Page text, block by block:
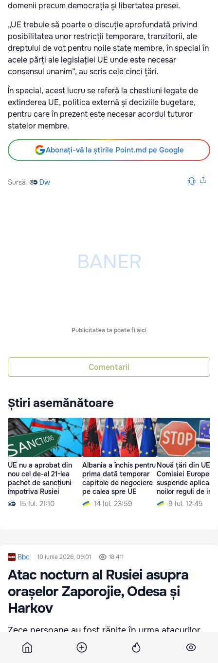
domenii precum democrația și libertatea presei.
„UE trebuie să poarte o discuție aprofundată privind
posibilitatea unor restricții temporare, tranzitorii, ale
dreptului de vot pentru noile state membre, în special în
acele părți ale legislației UE unde este necesar
consensul unanim”, au scris cele cinci țări.
În special, acest lucru se referă la chestiuni legate de
extinderea UE, politica externă și deciziile bugetare,
pentru care în prezent este necesar acordul tuturor
statelor membre.
Abonați-vă la știrile Point.md pe Google
Sursă Dw
Publicitatea ta poate fi aici
Comentarii
Știri asemănătoare
UE nu a aprobat din
nou cel de-al 21-lea
pachet de sancțiuni
împotriva Rusiei
15 Iul. 21:10
Albania a închis pentru
prima dată temporar
capitole de negociere
pe calea spre UE
14 Iul. 23:59
Nouă țări din UE
Comisiei
suspende
noilor reguli de
9 Iul. 12:45
Bbc 10 iunie 2026, 09:01 18 411
Atac nocturn al Rusiei asupra
orașelor Zaporojie, Odesa și
Harkov
Zece persoane au fost rănite în urma atacurilor
rusești asupra orașului și raionului Zaporojie.